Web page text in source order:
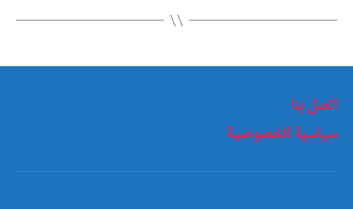
اتصل بنا
سياسية الخصوصية